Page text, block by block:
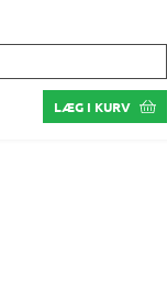
LÆG I KURV